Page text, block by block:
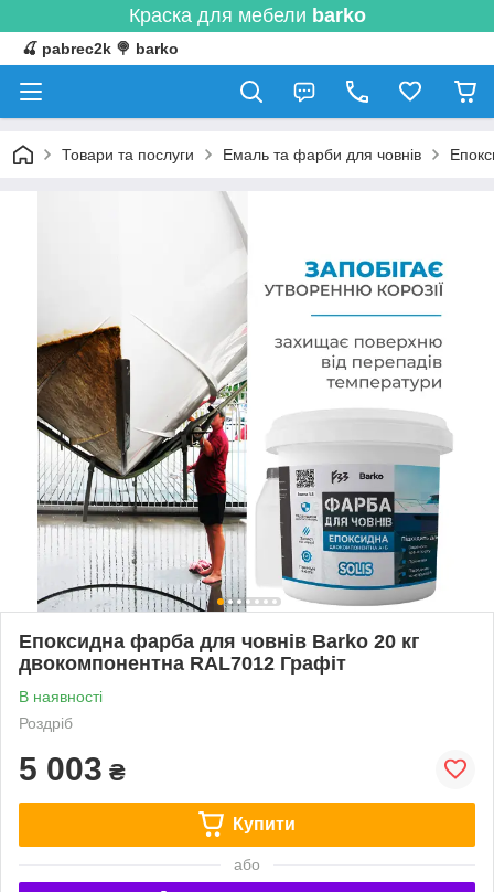
Краска для мебели barko
🍒 pabrec2k 🍭 barko
Товари та послуги Емаль та фарби для човнів
Епоксидна фарба для човнів Barko 20 кг
двокомпонентна RAL7012 Графіт
В наявності
Роздріб
5 003 ₴
Купити
або